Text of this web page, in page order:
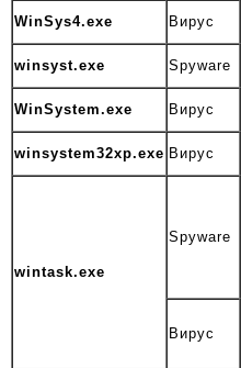
WinSys4.exe Вирус
winsyst.exe Spyware
WinSystem.exe Вирус
winsystem32xp.exe Вирус
wintask.exe
Spyware
Вирус